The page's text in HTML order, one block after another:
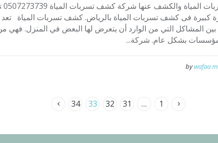
كبيرة فى كشف تسربات المياة بالرياض. كشف تسربات المياة
المشاكل التي من الوارد أن يتعرض لها البعض في المنزل.
بشكل عام. شركة...
bywafaa
1
…
31
32
33
34